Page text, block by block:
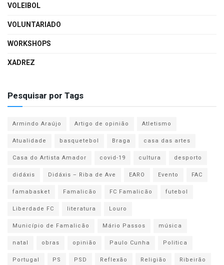
VOLEIBOL
VOLUNTARIADO
WORKSHOPS
XADREZ
Pesquisar por Tags
Armindo Araújo Artigo de opinião
Atletismo
Atualidade
basquetebol Braga
casa das artes
Casa do Artista Amador
covid-19 cultura
desporto
didáxis
Didáxis – Riba de Ave EARO Evento
FAC
famabasket
Famalicão FC Famalicão
futebol
Liberdade FC
literatura
Louro
Município de Famalicão
Mário Passos
música
natal
obras opinião Paulo Cunha
Politica
Portugal
PS PSD Reflexão Religião
Ribeirão